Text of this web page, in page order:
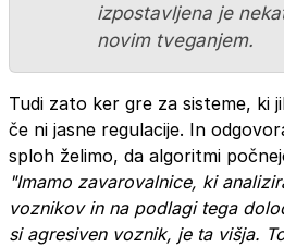
izpostavljena je
novim tveganjem.
Tudi zato ker gre za sisteme, ki
če ni jasne regulacije. In
sploh želimo, da algoritmi
"Imamo zavarovalnice, ki
voznikov in na podlagi tega
si agresiven voznik, je ta višja.